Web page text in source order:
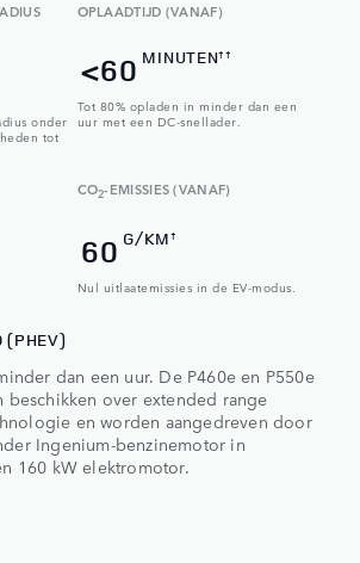
onder
tot
OPLAADTIJD (VANAF)
<60 MINUTEN††
Tot 80% opladen in minder dan een
uur met een DC-snellader.
CO2-EMISSIES (VANAF)
60 G/KM†
Nul uitlaatemissies in de EV-modus.
(PHEV)
dan een uur. De P460e en P550e
beschikken over extended range
en worden aangedreven door
Ingenium-benzinemotor in
160 kW elektromotor.